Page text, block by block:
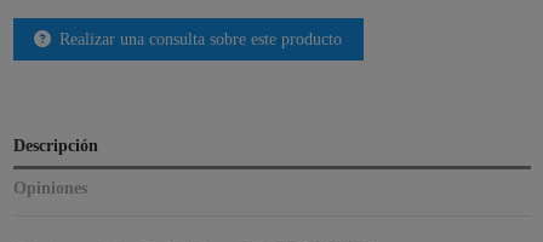
Realizar una consulta sobre este producto
Descripción
Opiniones